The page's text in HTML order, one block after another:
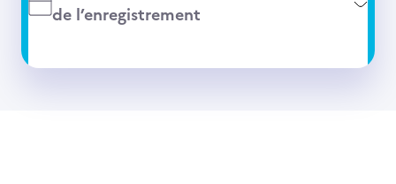
de l’enregistrement